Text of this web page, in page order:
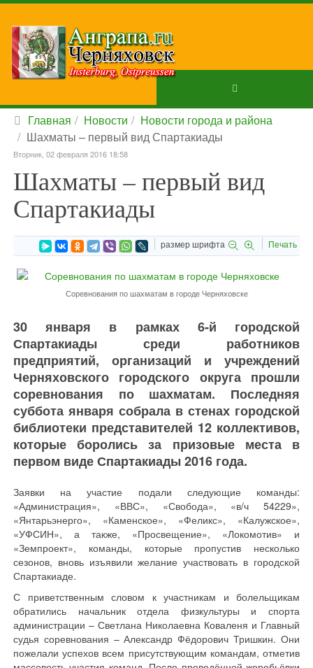
Главная Новости
Новости города и района
Шахматы – первый вид Спартакиады
Вторник, 02 февраля 2016 18:58
Шахматы – первый вид
Спартакиады
размер шрифта Печать
Соревнования по шахматам в городе Черняховске
30 января в рамках 6-й городской
Спартакиады среди работников
предприятий, организаций и учреждений
Черняховского городского округа прошли
соревнования по шахматам. Последняя
суббота января собрала в стенах городской
библиотеки представителей 12 коллективов,
которые боролись за призовые места в
первом виде Спартакиады 2016 года.
Заявки на участие подали следующие команды:
«Администрация», «ВВС», «Свобода», «в/ч 54229»,
«Янтарьэнерго», «Каменское», «Феликс», «Калужское»,
«УФСИН», а также, «Просвещение», «Локомотив» и
«Земпроект», команды, которые пропустив несколько
сезонов, вновь изъявили желание участвовать в городской
Спартакиаде.
С приветственным словом к участникам и болельщикам
обратились начальник отдела физкультуры и спорта
администрации – Светлана Николаевна Коваленя и Главный
судья соревнования – Александр Фёдорович Тришкин. Они
пожелали успехов всем присутствующим командам, отметив